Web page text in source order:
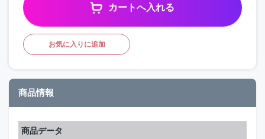
カートへ入れる
お気に入りに追加
商品情報
商品データ